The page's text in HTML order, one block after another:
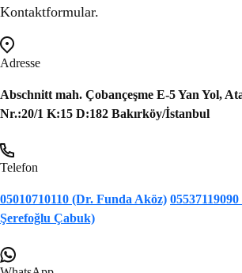
Kontaktformular.
Adresse
Abschnitt mah. Çobançeşme E-5 Yan Yol,
Nr.:20/1 K:15 D:182 Bakırköy/İstanbul
Telefon
05010710110 (Dr. Funda Aköz)
Şerefoğlu Çabuk)